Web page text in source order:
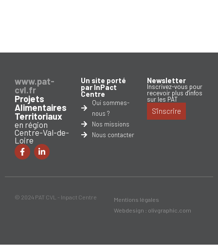
www.pat-
cvl.fr
Projets
Alimentaires
Territoriaux
en région
Centre-Val-de-
Loire
Un site porté
par InPact
Centre
Qui sommes-
nous ?
Nos missions
Nous contacter
Newsletter
Inscrivez-vous pour
recevoir plus d'infos
sur les PAT
S'inscrire
© 2024 PAT CVL - Inpact Centre
Mentions légales
Webdesign : olivgraphic.com